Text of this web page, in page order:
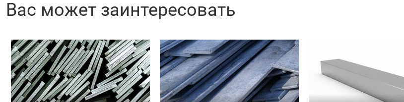
Вас может заинтересовать